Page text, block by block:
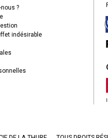
?
indésirable